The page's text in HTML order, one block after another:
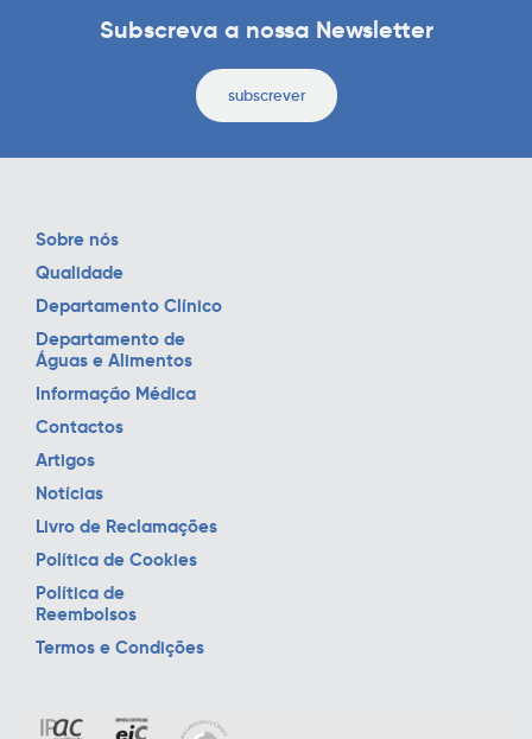
Subscreva a nossa Newsletter
subscrever
Sobre nós
Qualidade
Departamento Clínico
Departamento de
Águas e Alimentos
Informação Médica
Contactos
Artigos
Notícias
Livro de Reclamações
Política de Cookies
Política de
Reembolsos
Termos e Condições